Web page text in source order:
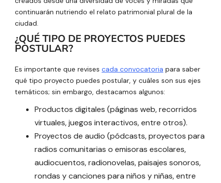
continuarán nutriendo el relato patrimonial plural de la
ciudad.
¿QUÉ TIPO DE PROYECTOS PUEDES
POSTULAR?
Es importante que revises cada convocatoria para saber
qué tipo proyecto puedes postular, y cuáles son sus ejes
temáticos; sin embargo, destacamos algunos:
Productos digitales (páginas web, recorridos
virtuales, juegos interactivos, entre otros).
Proyectos de audio (pódcasts, proyectos para
radios comunitarias o emisoras escolares,
audiocuentos, radionovelas, paisajes sonoros,
rondas y canciones para niños y niñas, entre